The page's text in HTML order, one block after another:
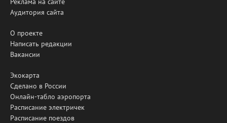
Аудитория сайта
О проекте
Написать редакции
Вакансии
Экокарта
Сделано в России
Онлайн-табло аэропорта
Расписание электричек
Расписание поездов